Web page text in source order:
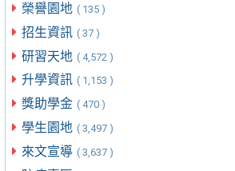
榮譽園地 ( 135 )
招生資訊 ( 37 )
研習天地 ( 4,572 )
升學資訊 ( 1,153 )
獎助學金 ( 470 )
學生園地 ( 3,497 )
來文宣導 ( 3,637 )